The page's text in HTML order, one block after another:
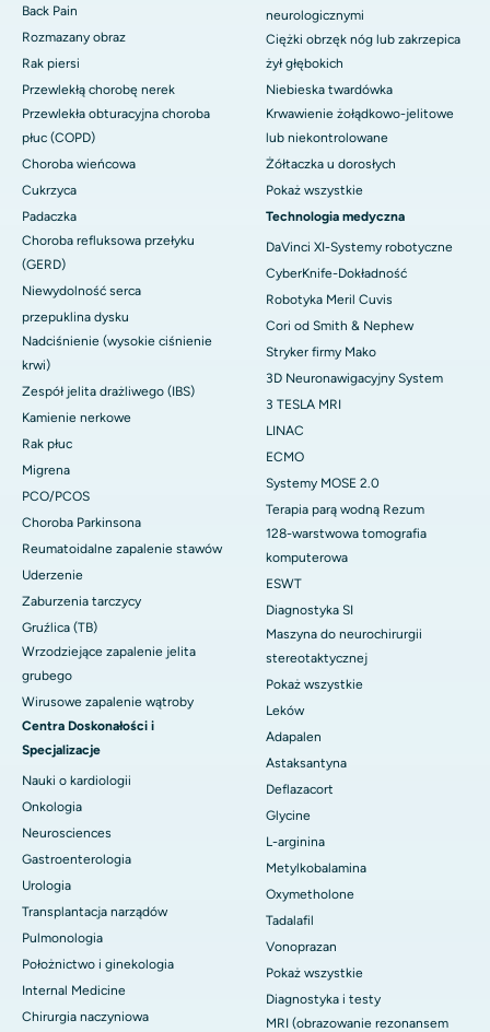
Back Pain
Rozmazany obraz
Rak piersi
Przewlekłą chorobę nerek
Przewlekła obturacyjna choroba
płuc (COPD)
Choroba wieńcowa
Cukrzyca
Padaczka
Choroba refluksowa przełyku
(GERD)
Niewydolność serca
przepuklina dysku
Nadciśnienie (wysokie ciśnienie
krwi)
Zespół jelita drażliwego (IBS)
Kamienie nerkowe
Rak płuc
Migrena
PCO/PCOS
Choroba Parkinsona
Reumatoidalne zapalenie stawów
Uderzenie
Zaburzenia tarczycy
Gruźlica (TB)
Wrzodziejące zapalenie jelita
grubego
Wirusowe zapalenie wątroby
Centra Doskonałości i
Specjalizacje
Nauki o kardiologii
Onkologia
Neurosciences
Gastroenterologia
Urologia
Transplantacja narządów
Pulmonologia
Położnictwo i ginekologia
Internal Medicine
Chirurgia naczyniowa
neurologicznymi
Ciężki obrzęk nóg lub zakrzepica
żył głębokich
Niebieska twardówka
Krwawienie żołądkowo-jelitowe
lub niekontrolowane
Żółtaczka u dorosłych
Pokaż wszystkie
Technologia medyczna
DaVinci XI-Systemy robotyczne
CyberKnife-Dokładność
Robotyka Meril Cuvis
Cori od Smith & Nephew
Stryker firmy Mako
3D Neuronawigacyjny System
3 TESLA MRI
LINAC
ECMO
Systemy MOSE 2.0
Terapia parą wodną Rezum
128-warstwowa tomografia
komputerowa
ESWT
Diagnostyka SI
Maszyna do neurochirurgii
stereotaktycznej
Pokaż wszystkie
Leków
Adapalen
Astaksantyna
Deflazacort
Glycine
L-arginina
Metylkobalamina
Oxymetholone
Tadalafil
Vonoprazan
Pokaż wszystkie
Diagnostyka i testy
MRI (obrazowanie rezonansem